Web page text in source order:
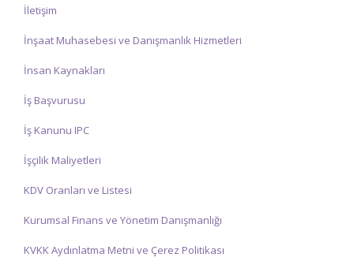
İletişim
İnşaat Muhasebesi ve Danışmanlık Hizmetleri
İnsan Kaynakları
İş Başvurusu
İş Kanunu IPC
İşçilik Maliyetleri
KDV Oranları ve Listesi
Kurumsal Finans ve Yönetim Danışmanlığı
KVKK Aydınlatma Metni ve Çerez Politikası